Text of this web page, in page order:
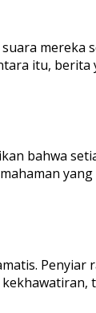
mereka
itu,
bahwa
Penyiar